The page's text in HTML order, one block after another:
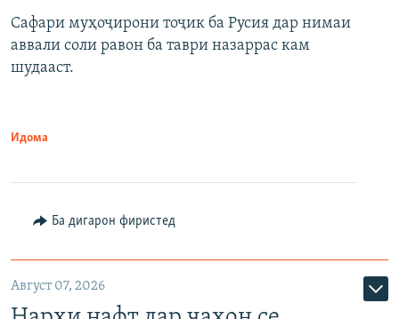
Сафари муҳоҷирони тоҷик ба Русия дар нимаи
аввали соли равон ба таври назаррас кам
шудааст.
Идома
Ба дигарон фиристед
Август 07, 2026